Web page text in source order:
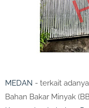
MEDAN - terkait
Bahan Bakar Minyak